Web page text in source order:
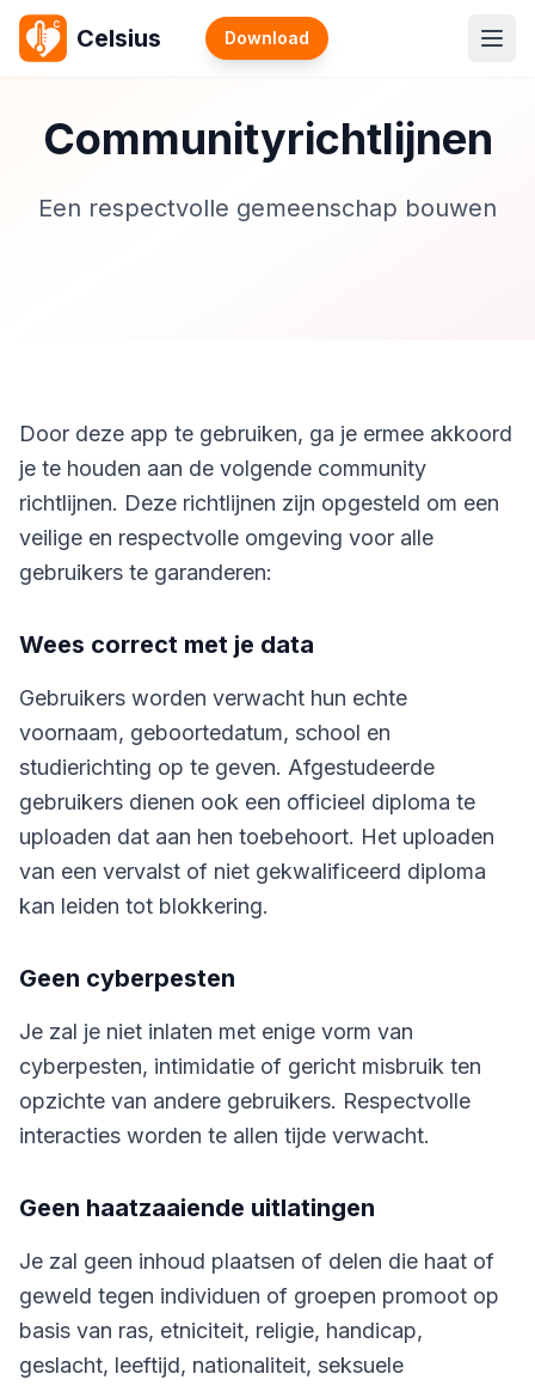
Celsius Download
Communityrichtlijnen
Een respectvolle gemeenschap bouwen
Door deze app te gebruiken, ga je ermee akkoord
je te houden aan de volgende community
richtlijnen. Deze richtlijnen zijn opgesteld om een
veilige en respectvolle omgeving voor alle
gebruikers te garanderen:
Wees correct met je data
Gebruikers worden verwacht hun echte
voornaam, geboortedatum, school en
studierichting op te geven. Afgestudeerde
gebruikers dienen ook een officieel diploma te
uploaden dat aan hen toebehoort. Het uploaden
van een vervalst of niet gekwalificeerd diploma
kan leiden tot blokkering.
Geen cyberpesten
Je zal je niet inlaten met enige vorm van
cyberpesten, intimidatie of gericht misbruik ten
opzichte van andere gebruikers. Respectvolle
interacties worden te allen tijde verwacht.
Geen haatzaaiende uitlatingen
Je zal geen inhoud plaatsen of delen die haat of
geweld tegen individuen of groepen promoot op
basis van ras, etniciteit, religie, handicap,
geslacht, leeftijd, nationaliteit, seksuele